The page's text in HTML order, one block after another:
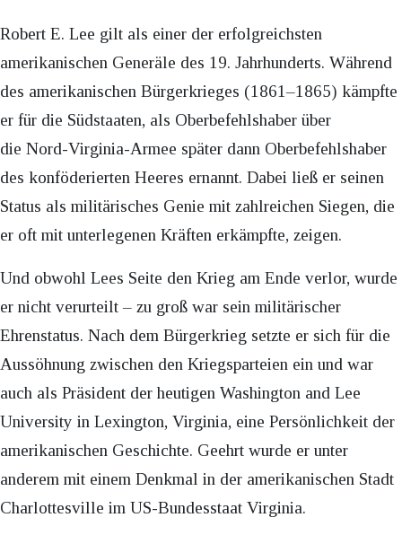
Robert E. Lee gilt als einer der erfolgreichsten
amerikanischen Generäle des 19. Jahrhunderts. Während
des amerikanischen Bürgerkrieges (1861–1865) kämpfte
er für die Südstaaten, als Oberbefehlshaber über
die Nord-Virginia-Armee später dann Oberbefehlshaber
des konföderierten Heeres ernannt. Dabei ließ er seinen
Status als militärisches Genie mit zahlreichen Siegen, die
er oft mit unterlegenen Kräften erkämpfte, zeigen.
Und obwohl Lees Seite den Krieg am Ende verlor, wurde
er nicht verurteilt – zu groß war sein militärischer
Ehrenstatus. Nach dem Bürgerkrieg setzte er sich für die
Aussöhnung zwischen den Kriegsparteien ein und war
auch als Präsident der heutigen Washington and Lee
University in Lexington, Virginia, eine Persönlichkeit der
amerikanischen Geschichte. Geehrt wurde er unter
anderem mit einem Denkmal in der amerikanischen Stadt
Charlottesville im US-Bundesstaat Virginia.